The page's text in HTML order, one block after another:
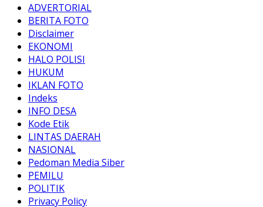
ADVERTORIAL
BERITA FOTO
Disclaimer
EKONOMI
HALO POLISI
HUKUM
IKLAN FOTO
Indeks
INFO DESA
Kode Etik
LINTAS DAERAH
NASIONAL
Pedoman Media Siber
PEMILU
POLITIK
Privacy Policy